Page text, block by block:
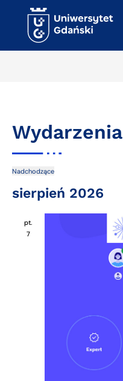
Wydarzenia
Nadchodzące
datę.
sierpień 2026
pt.
7